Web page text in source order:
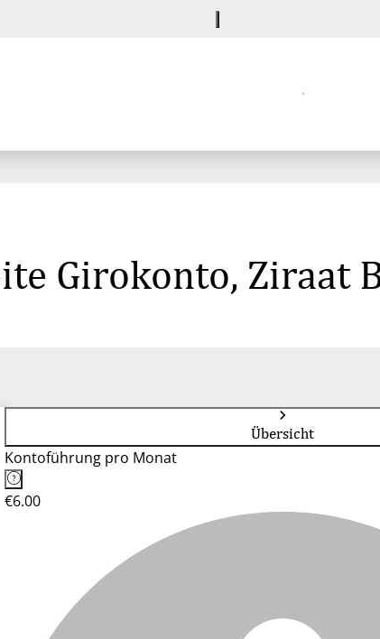
Girokonto, Ziraat
Übersicht
Kontoführung pro Monat
€6.00